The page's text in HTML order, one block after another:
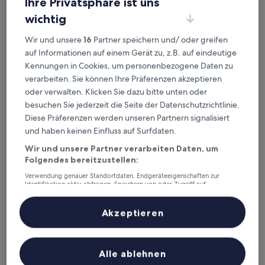
Hotel Yaja Siheung Jeongwang Branch
Hotel Yaja Siheung Jeongwang Branch
2.0-
Unterkunft
1,7 km von Station Jeongwang entfernt
von
10,
Sehr
gut,
(14
8,2/10 Sehr gut (14 Bewertungen)
Der
Preis
20 €
inkl. Steuern & Gebühren
30. Aug.–31. Aug.
Boutique Hotel K Oido
Boutique Hotel K Oido
Boutique Hotel K Oido
wichtig
Wir und unsere16 Partner speichern und/ oder greifen
auf Informationen auf einem Gerät zu, z.B. auf eindeutige
Kennungen in Cookies, um personenbezogene Daten zu
verarbeiten. Sie können Ihre Präferenzen akzeptieren
oder verwalten. Klicken Sie dazu bitte unten oder
besuchen Sie jederzeit die Seite der Datenschutzrichtlinie.
Diese Präferenzen werden unseren Partnern signalisiert
und haben keinen Einfluss auf Surfdaten.
Wir und unsere Partner verarbeiten Daten, um
Folgendes bereitzustellen:
Verwendung genauer Standortdaten. Endgeräteeigenschaften zur
Identifikation aktiv abfragen. Speichern von oder Zugriff auf
Inhalte, Messung von Werbeleistung und der Performance von Inhalten,
Zielgruppenforschung sowie Entwicklung und Verbesserung von
Liste der Partner (Lieferanten)
Alle ablehnen
Akzeptieren